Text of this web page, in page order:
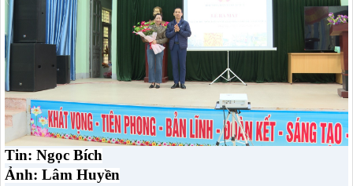
Tin: Ngọc Bích
Ảnh: Lâm Huyền